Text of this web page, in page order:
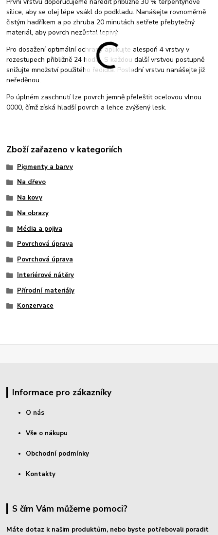
silice, aby se olej lépe vsákl do podkladu. Nanášejte rovnoměrně
čistým hadříkem a po zhruba 20 minutách setřete přebytečný
materiál, aby povrch nezůstal lepivý.
Pro dosažení optimální ochrany aplikujte alespoň 4 vrstvy v
rozestupech přibližně 24 hodin. S každou další vrstvou postupně
snižujte množství použitého ředidla. Poslední vrstvu nanášejte již
neředěnou.
Po úplném zaschnutí lze povrch jemně přeleštit ocelovou vlnou
0000, čímž získá hladší povrch a lehce zvýšený lesk.
Zboží zařazeno v kategoriích
Pigmenty a barvy
Na dřevo
Na kovy
Na obrazy
Média a pojiva
Povrchová úprava
Povrchová úprava
Interiérové nátěry
Přírodní materiály
Konzervace
Informace pro zákazníky
O nás
Vše o nákupu
Obchodní podmínky
Kontakty
S čím Vám můžeme pomoci?
Máte dotaz k našim produktům, nebo byste potřebovali poradit